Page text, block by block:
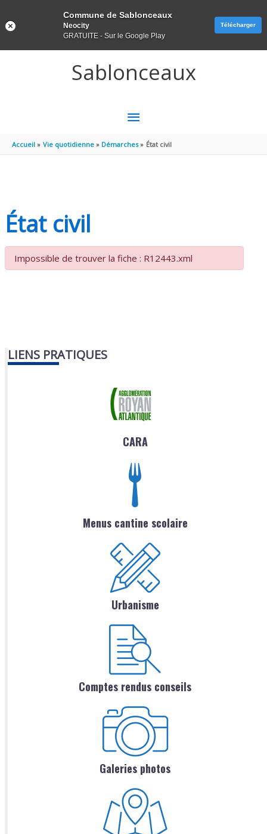
Sablonceaux
MENU
PRINCIPAL
Accueil Vie quotidienne Démarches État civil
État civil
Impossible de trouver la fiche : R12443.xml
LIENS PRATIQUES
CARA
Menus cantine scolaire
Urbanisme
Comptes rendus conseils
Galeries photos
Commune de Sablonceaux
Neocity
GRATUITE - Sur le Google Play
Télécharger